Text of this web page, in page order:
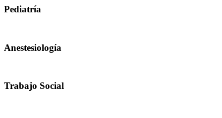
Pediatría
Anestesiología
Trabajo Social